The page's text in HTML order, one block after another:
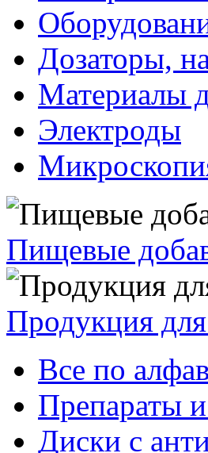
Дозаторы,
Материалы
Электроды
Пищевые
Продукция
Все по
Препараты
Диски с